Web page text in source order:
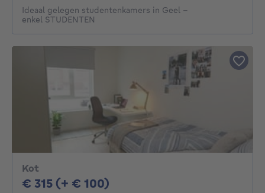
Ideaal gelegen studentenkamers in Geel -
enkel STUDENTEN
Kot
€ 315 (+ € 100)